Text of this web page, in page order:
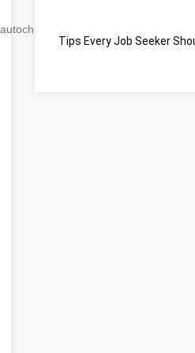
Tips Every Job Seeker